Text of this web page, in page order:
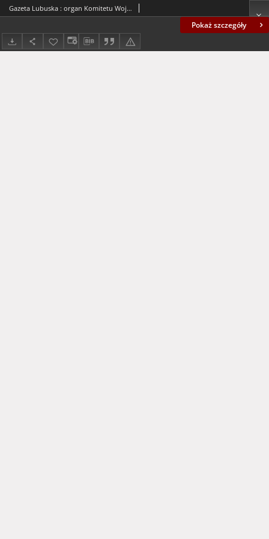
Pokaż szczegóły
Gazeta Lubuska : organ Komitetu Wojewódzkiego Polskiej Zjednoczonej Partii Robotniczej R. II Nr 80 (22 marca 1949). - Wyd. ABC